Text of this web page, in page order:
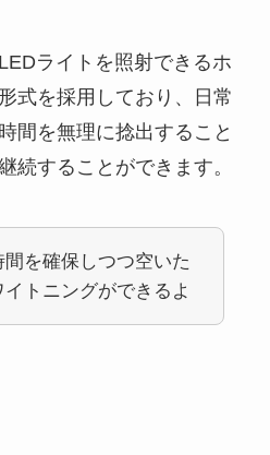
ライトを照射できるホ
式を採用しており、日常
間を無理に捻出すること
続することができます。
を確保しつつ空いた
トニングができるよ